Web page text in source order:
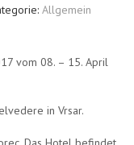
Allgemein
vom 08. – 15. April
in Vrsar.